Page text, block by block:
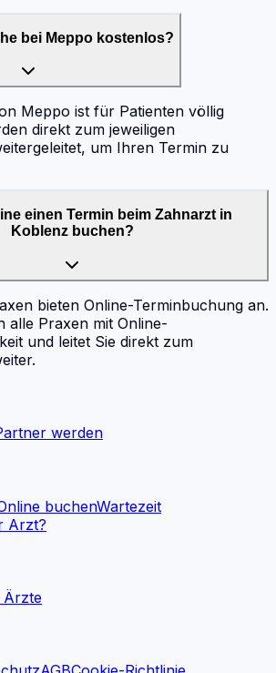
bei Meppo kostenlos?
Meppo ist für Patienten völlig
direkt zum jeweiligen
um Ihren Termin zu
einen Termin beim Zahnarzt in
Koblenz buchen?
bieten Online-Terminbuchung an.
alle Praxen mit Online-
und leitet Sie direkt zum
werden
buchenWartezeit
Arzt?
Ärzte